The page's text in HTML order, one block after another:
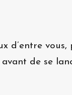
d’entre vous,
de se